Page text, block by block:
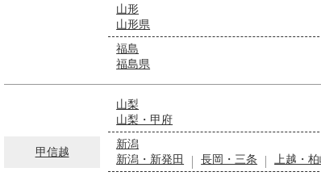
山形
山形県
福島
福島県
甲信越
山梨
山梨・甲府
新潟
新潟・新発田
長岡・三条
上越・柏